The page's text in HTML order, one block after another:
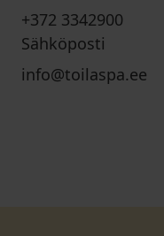
+372 3342900
Sähköposti
info@toilaspa.ee